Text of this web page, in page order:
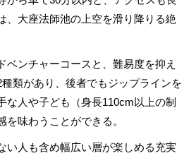
、大座法師池の上空を滑り降りる絶
ンチャーコースと、難易度を抑え
類があり、後者でもジップラインを
な人や子ども（身長110cm以上の制
味わうことができる。
人も含め幅広い層が楽しめる充実